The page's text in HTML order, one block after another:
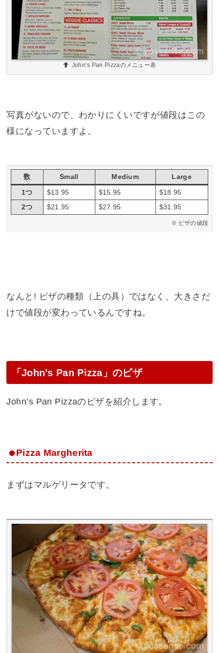
John’s Pan Pizzaのメニュー表
写真がないので、わかりにくいですが値段はこの
様になっていますよ。
数 Small Medium
Large
1つ
$13.95 $15.95
$18.95
2つ
$21.95 $27.95 $31.95
ピザの値段
なんと! ピザの種類（上の具）ではなく、大きさだ
けで値段が変わっているんですね。
「John’s Pan Pizza」のピザ
John’s Pan Pizzaのピザを紹介します。
Pizza Margherita
まずはマルゲリータです。